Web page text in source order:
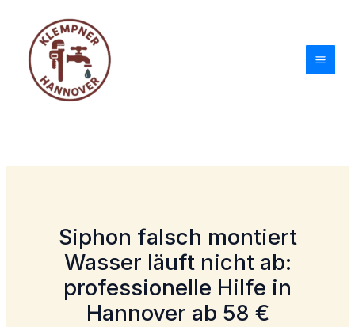
springen
Siphon falsch montiert
Wasser läuft nicht ab:
professionelle Hilfe in
Hannover ab 58 €